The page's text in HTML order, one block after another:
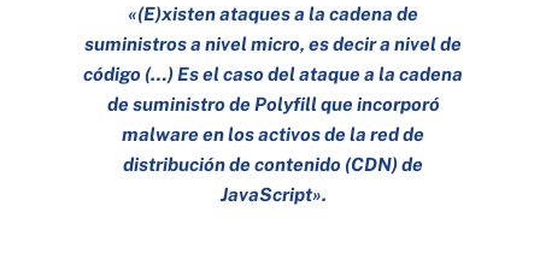
«(E)xisten ataques a la cadena de
suministros a nivel micro, es decir a nivel de
código (…) Es el caso del ataque a la cadena
de suministro de Polyfill que incorporó
malware en los activos de la red de
distribución de contenido (CDN) de
JavaScript».